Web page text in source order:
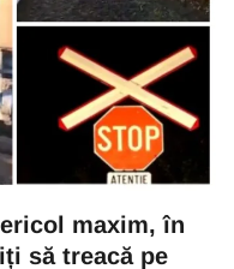
maxim, în
să treacă pe